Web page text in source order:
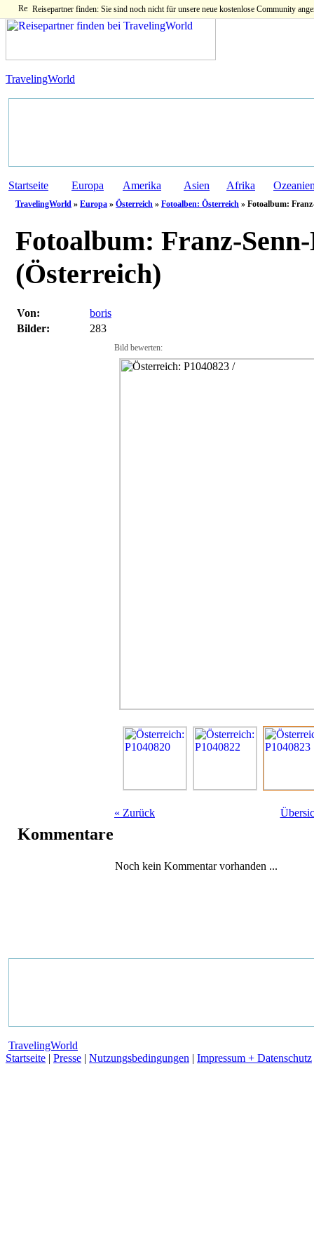
Reisepartner finden: Sie sind noch nicht für unsere neue kostenlose Community
TravelingWorld
Startseite Europa Amerika Asien Afrika
TravelingWorld » Europa » Österreich » Fotoalben: Österreich » Fotoalbum:
Fotoalbum: Franz-
(Österreich)
Von:
boris
Bilder:
283
Bild bewerten:
« Zurück
Kommentare
Noch kein Kommentar vorhanden ...
TravelingWorld
Startseite | Presse | Nutzungsbedingungen | Impressum + Datenschutz